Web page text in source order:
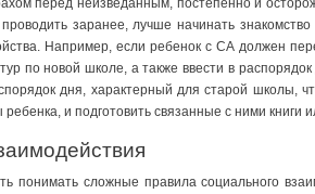
заранее, лучше начинать
Например, если ребенок с СА должен
по новой школе, а также ввести в
дня, характерный для старой школы,
и подготовить связанные с ними книги
понимать сложные правила социального